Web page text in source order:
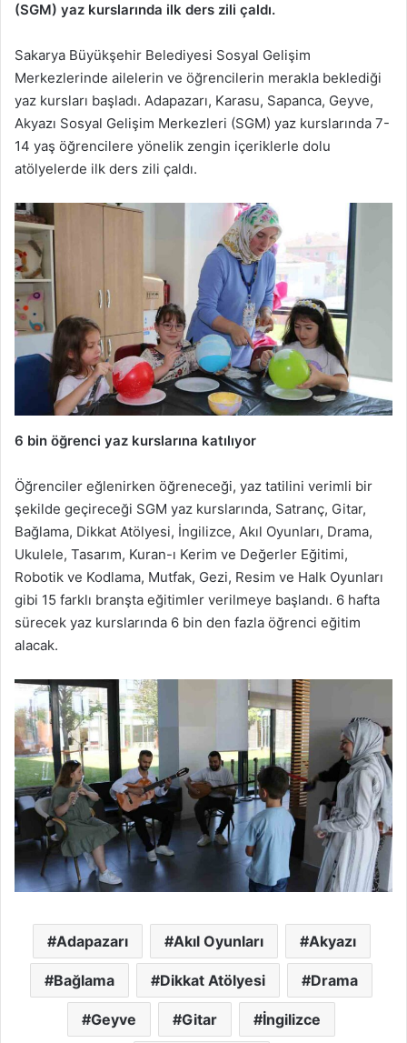
(SGM) yaz kurslarında ilk ders zili çaldı.
Sakarya Büyükşehir Belediyesi Sosyal Gelişim
Merkezlerinde ailelerin ve öğrencilerin merakla beklediği
yaz kursları başladı. Adapazarı, Karasu, Sapanca, Geyve,
Akyazı Sosyal Gelişim Merkezleri (SGM) yaz kurslarında 7-
14 yaş öğrencilere yönelik zengin içeriklerle dolu
atölyelerde ilk ders zili çaldı.
6 bin öğrenci yaz kurslarına katılıyor
Öğrenciler eğlenirken öğreneceği, yaz tatilini verimli bir
şekilde geçireceği SGM yaz kurslarında, Satranç, Gitar,
Bağlama, Dikkat Atölyesi, İngilizce, Akıl Oyunları, Drama,
Ukulele, Tasarım, Kuran-ı Kerim ve Değerler Eğitimi,
Robotik ve Kodlama, Mutfak, Gezi, Resim ve Halk Oyunları
gibi 15 farklı branşta eğitimler verilmeye başlandı. 6 hafta
sürecek yaz kurslarında 6 bin den fazla öğrenci eğitim
alacak.
Adapazarı Akıl Oyunları Akyazı
Bağlama Dikkat Atölyesi Drama
Geyve Gitar İngilizce